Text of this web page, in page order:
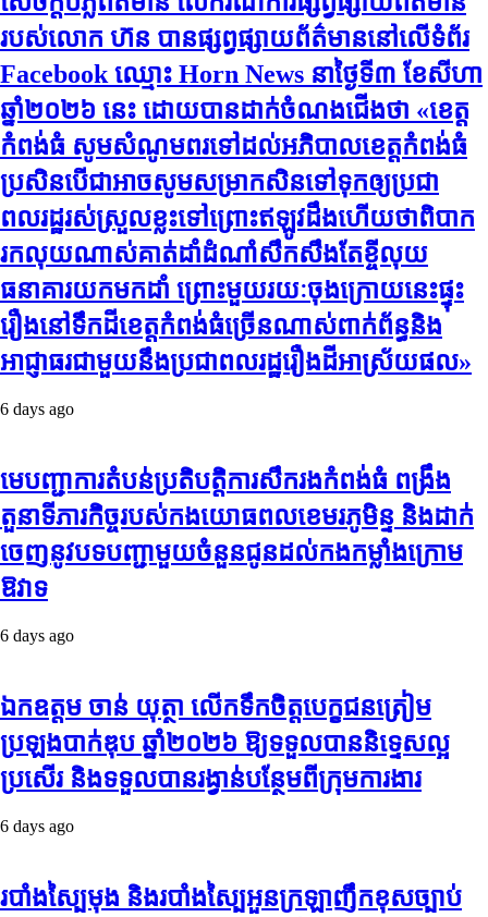
របស់លោក ហ៊ន បានផ្សព្វផ្សាយព័ត៌មាននៅលើទំព័រ
Facebook ឈ្មោះ Horn News នាថ្ងៃទី​៣ ខែសីហា
ឆ្នាំ​២០២៦ នេះ ដោយបានដាក់ចំណងជើងថា «ខេត្ត
កំពង់ធំ សូមសំណូមពរទៅដល់អភិបាលខេត្តកំពង់ធំ
ប្រសិនបើជាអាចសូមសម្រាកសិនទៅទុកឲ្យប្រជា
ពលរដ្ឋរស់ស្រួលខ្លះទៅព្រោះឥឡូវដឹងហើយថាពិបាក
រកលុយណាស់គាត់ដាំដំណាំសឹកសឹងតែខ្ចីលុយ
ធនាគារយកមកដាំ ព្រោះមួយរយៈចុងក្រោយនេះផ្ទុះ
រឿងនៅទឹកដីខេត្តកំពង់ធំច្រើនណាស់ពាក់ព័ន្ធនិង
អាជ្ញាធរជាមួយនឹងប្រជាពលរដ្ឋរឿងដីអាស្រ័យផល»
6 days ago
មេបញ្ជាការតំបន់ប្រតិបត្តិការសឹករងកំពង់ធំ ពង្រឹង
តួនាទីភារកិច្ចរបស់កងយោធពលខេមរភូមិន្ទ និងដាក់
ចេញនូវបទបញ្ជាមួយចំនួនជូនដល់កងកម្លាំងក្រោម
ឱវាទ
6 days ago
ឯកឧត្តម ចាន់ យុត្ថា លើកទឹកចិត្តបេក្ខជនត្រៀម
ប្រឡងបាក់ឌុប ឆ្នាំ២០២៦ ឱ្យទទួលបាននិទ្ទេសល្អ
ប្រសើរ និងទទួលបានរង្វាន់បន្ថែមពីក្រុមការងារ
6 days ago
របាំង​ស្បៃ​មុង​ និង​របាំង​ស្បៃ​អួន​ក្រឡា​ញឹក​ខុស​ច្បាប់​